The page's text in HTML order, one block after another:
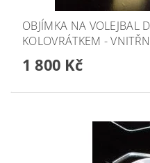
OBJÍMKA NA VOLEJBAL
KOLOVRÁTKEM -
1 800 Kč